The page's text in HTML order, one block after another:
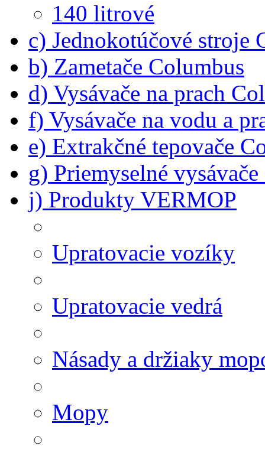
140 litrové
c) Jednokotúčové stroje
b) Zametače Columbus
d) Vysávače na prach
f) Vysávače na vodu a
e) Extrakčné tepovače
g) Priemyselné
j) Produkty VERMOP
Upratovacie vozíky
Upratovacie vedrá
Násady a držiaky
Mopy